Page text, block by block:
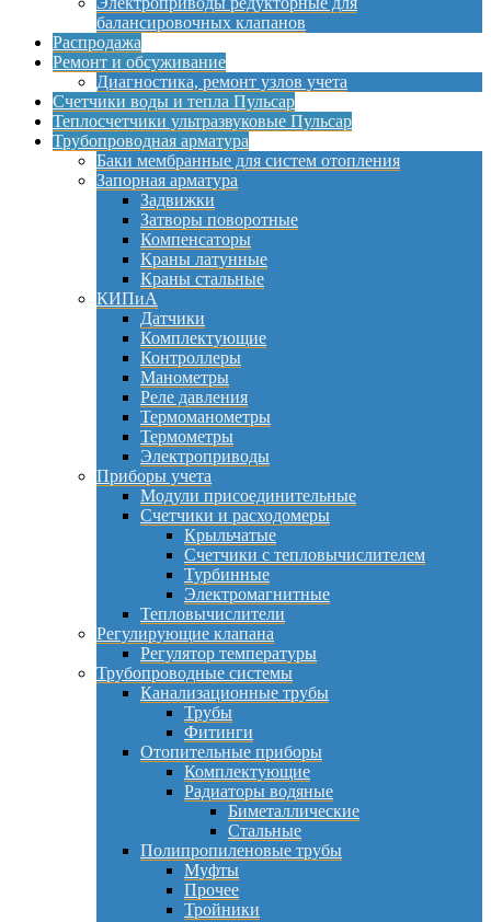
балансировочных клапанов
Распродажа
Ремонт и обсуживание
Диагностика, ремонт узлов учета
Счетчики воды и тепла Пульсар
Теплосчетчики ультразвуковые Пульсар
Трубопроводная арматура
Баки мембранные для систем отопления
Запорная арматура
Задвижки
Затворы поворотные
Компенсаторы
Краны латунные
Краны стальные
КИПиА
Датчики
Комплектующие
Контроллеры
Манометры
Реле давления
Термоманометры
Термометры
Электроприводы
Приборы учета
Модули присоединительные
Счетчики и расходомеры
Крыльчатые
Счетчики с тепловычислителем
Турбинные
Электромагнитные
Тепловычислители
Регулирующие клапана
Регулятор температуры
Трубопроводные системы
Канализационные трубы
Трубы
Фитинги
Отопительные приборы
Комплектующие
Радиаторы водяные
Биметаллические
Стальные
Полипропиленовые трубы
Муфты
Прочее
Тройники